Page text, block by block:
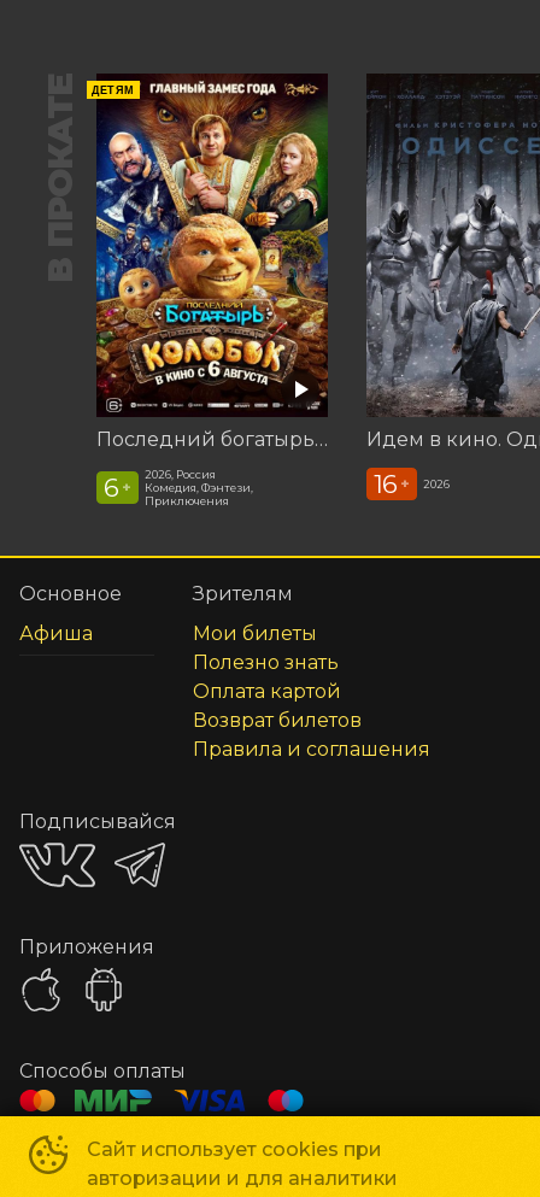
В ПРОКАТЕ ДЕТЯМ
Последний богатырь. Колобок
6 +
2026, Россия
Комедия, Фэнтези,
Приключения
Идем в кино.
16 + 2026
Сайт использует cookies при
авторизации и для аналитики
Основное
Афиша
Зрителям
Мои билеты
Полезно знать
Оплата картой
Возврат билетов
Правила и соглашения
Подписывайся
Приложения
Способы оплаты
Час Кино ©2019-2026